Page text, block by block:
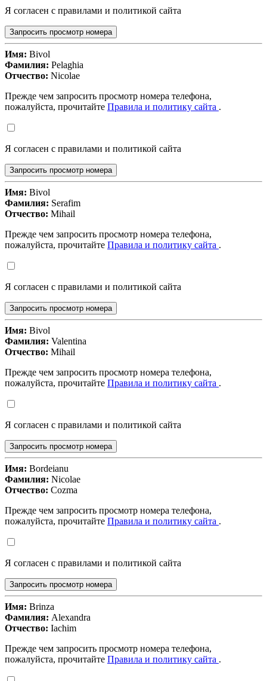
Я согласен с правилами и политикой сайта
Запросить просмотр номера
Имя: Bivol
Фамилия: Pelaghia
Отчество: Nicolae
Прежде чем запросить просмотр номера телефона,
пожалуйста, прочитайте Правила и политику сайта .
Я согласен с правилами и политикой сайта
Запросить просмотр номера
Имя: Bivol
Фамилия: Serafim
Отчество: Mihail
Прежде чем запросить просмотр номера телефона,
пожалуйста, прочитайте Правила и политику сайта .
Я согласен с правилами и политикой сайта
Запросить просмотр номера
Имя: Bivol
Фамилия: Valentina
Отчество: Mihail
Прежде чем запросить просмотр номера телефона,
пожалуйста, прочитайте Правила и политику сайта .
Я согласен с правилами и политикой сайта
Запросить просмотр номера
Имя: Bordeianu
Фамилия: Nicolae
Отчество: Cozma
Прежде чем запросить просмотр номера телефона,
пожалуйста, прочитайте Правила и политику сайта .
Я согласен с правилами и политикой сайта
Запросить просмотр номера
Имя: Brinza
Фамилия: Alexandra
Отчество: Iachim
Прежде чем запросить просмотр номера телефона,
пожалуйста, прочитайте Правила и политику сайта .